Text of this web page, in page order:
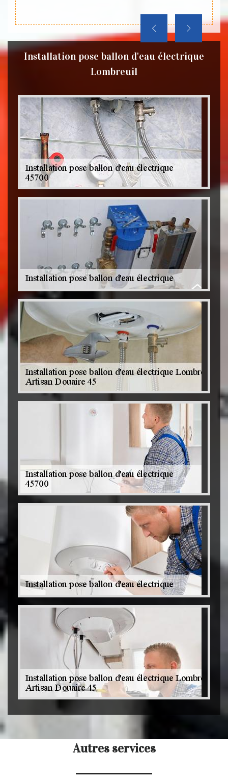
Installation pose ballon d'eau électrique
Lombreuil
Autres services